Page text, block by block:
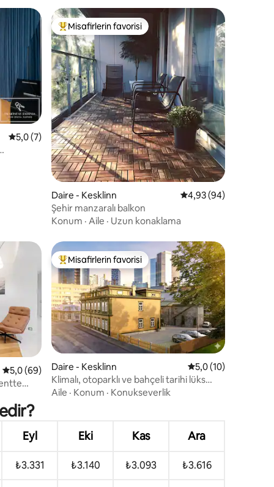
5 üzerinden ortalama 5,0 puan, 7 değerlendirme
5,0 (7)
Misafirlerin favorilerinden en beğenilenler arasında
Misafirlerin favorisi
Daire - Kesklinn 5 üzerinden ortalama
4,93 (94)
Şehir manzaralı balkon
Konum · Aile · Uzun konaklama
arasında
5 üzerinden ortalama 5,0 puan, 69 değerlendirme
5,0 (69)
Misafirlerin favorilerinden en beğenilenler arasında
Misafirlerin favorisi
Daire - Kesklinn 5 üzerinden
5,0 (10)
Klimalı, otoparklı ve bahçeli tarihi lüks
daire
Aile · Konum · Konukseverlik
Eyl Eki Kas Ara
₺3.331 ₺3.140 ₺3.093 ₺3.616